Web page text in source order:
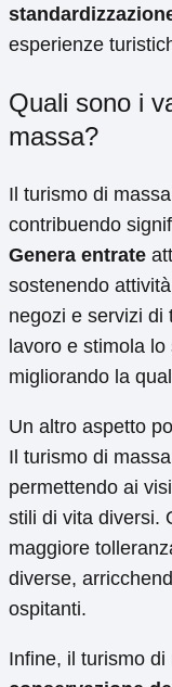
esperienze
Quali sono i
massa?
Il turismo di
contribuendo
Genera entrate
sostenendo
negozi e servizi di
lavoro e stimola
migliorando la
Un altro aspetto
Il turismo di
permettendo ai
stili di vita diversi.
maggiore
diverse,
ospitanti.
Infine, il turismo